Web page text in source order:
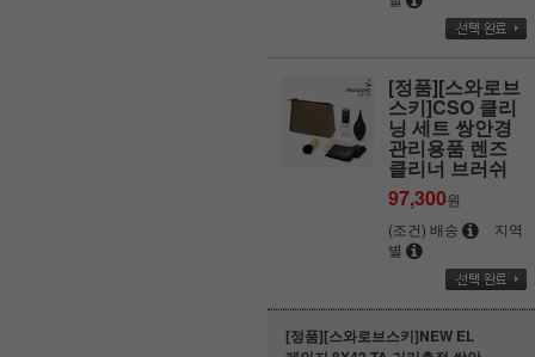
[정품][스와로브
스키]CSO 클리
닝 세트 쌍안경
관리용품 렌즈
클리너 브러쉬
97,300원
(조건) 배송
지역
별
[정품][스와로브스키]NEW EL